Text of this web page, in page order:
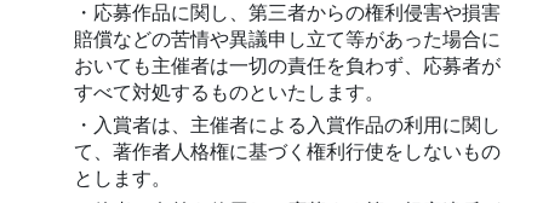
・応募作品に関し、第三者からの権利侵害や損害
賠償などの苦情や異議申し立て等があった場合に
おいても主催者は一切の責任を負わず、応募者が
すべて対処するものといたします。
・入賞者は、主催者による入賞作品の利用に関し
て、著作者人格権に基づく権利行使をしないもの
とします。